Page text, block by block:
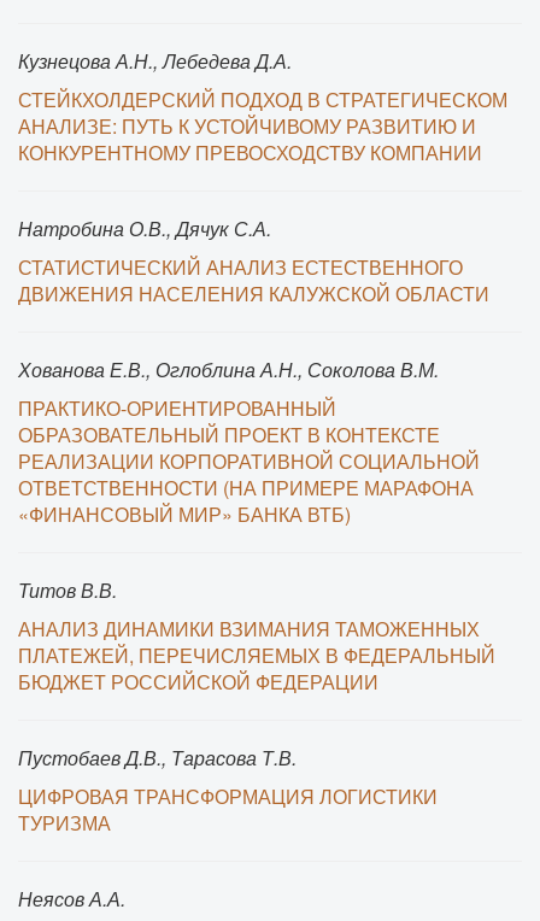
Кузнецова А.Н., Лебедева Д.А.
СТЕЙКХОЛДЕРСКИЙ ПОДХОД В СТРАТЕГИЧЕСКОМ
АНАЛИЗЕ: ПУТЬ К УСТОЙЧИВОМУ РАЗВИТИЮ И
КОНКУРЕНТНОМУ ПРЕВОСХОДСТВУ КОМПАНИИ
Натробина О.В., Дячук С.А.
СТАТИСТИЧЕСКИЙ АНАЛИЗ ЕСТЕСТВЕННОГО
ДВИЖЕНИЯ НАСЕЛЕНИЯ КАЛУЖСКОЙ ОБЛАСТИ
Хованова Е.В., Оглоблина А.Н., Соколова В.М.
ПРАКТИКО-ОРИЕНТИРОВАННЫЙ
ОБРАЗОВАТЕЛЬНЫЙ ПРОЕКТ В КОНТЕКСТЕ
РЕАЛИЗАЦИИ КОРПОРАТИВНОЙ СОЦИАЛЬНОЙ
ОТВЕТСТВЕННОСТИ (НА ПРИМЕРЕ МАРАФОНА
«ФИНАНСОВЫЙ МИР» БАНКА ВТБ)
Титов В.В.
АНАЛИЗ ДИНАМИКИ ВЗИМАНИЯ ТАМОЖЕННЫХ
ПЛАТЕЖЕЙ, ПЕРЕЧИСЛЯЕМЫХ В ФЕДЕРАЛЬНЫЙ
БЮДЖЕТ РОССИЙСКОЙ ФЕДЕРАЦИИ
Пустобаев Д.В., Тарасова Т.В.
ЦИФРОВАЯ ТРАНСФОРМАЦИЯ ЛОГИСТИКИ
ТУРИЗМА
Неясов А.А.